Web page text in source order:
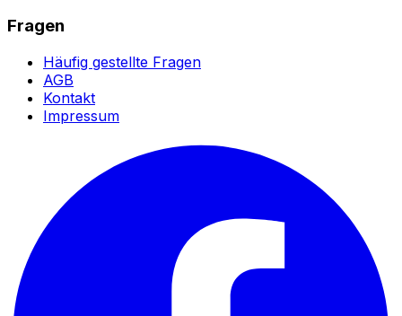
Fragen
Häufig gestellte Fragen
AGB
Kontakt
Impressum